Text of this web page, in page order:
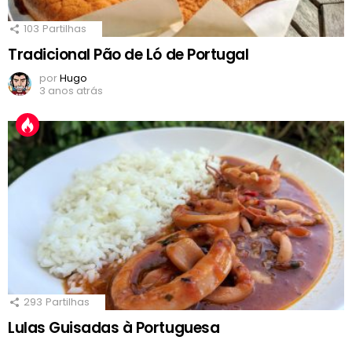
103 Partilhas
Tradicional Pão de Ló de Portugal
porHugo
3 anos atrás
293 Partilhas
Lulas Guisadas à Portuguesa